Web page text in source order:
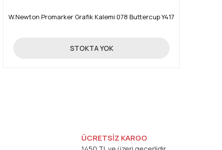
W.Newton Promarker Grafik Kalemi 078 Buttercup Y417
19,90 TL
STOKTA YOK
ÜCRETSİZ KARGO